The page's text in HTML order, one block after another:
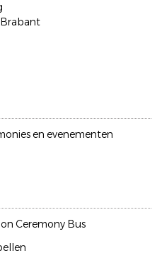
en evenementen
Ceremony Bus